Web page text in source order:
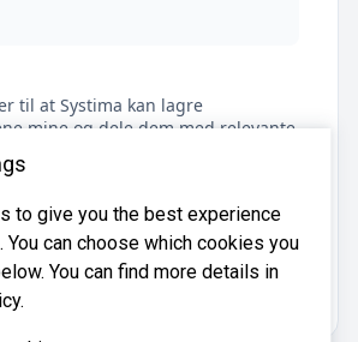
til at Systima kan lagre
mine og dele dem med relevante
for å hjelpe meg å finne
Få tilbud
to give you the best experience
You can choose which cookies you
You can find more details in